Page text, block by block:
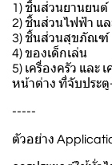
1) ชิ้นส่วนยานยนต์
2) ชิ้นส่วนไฟฟ้า แ
3) ชิ้นส่วนสุขภัณฑ์
4) ของเด็กเล่น
5) เครื่องครัว และ
หน้าต่าง ที่จับประ
-----
ตัวอย่าง